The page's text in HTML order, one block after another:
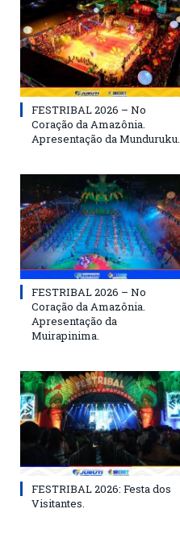
FESTRIBAL 2026 – No
Coração da Amazônia.
Apresentação da Munduruku.
FESTRIBAL 2026 – No
Coração da Amazônia.
Apresentação da
Muirapinima.
FESTRIBAL 2026: Festa dos
Visitantes.